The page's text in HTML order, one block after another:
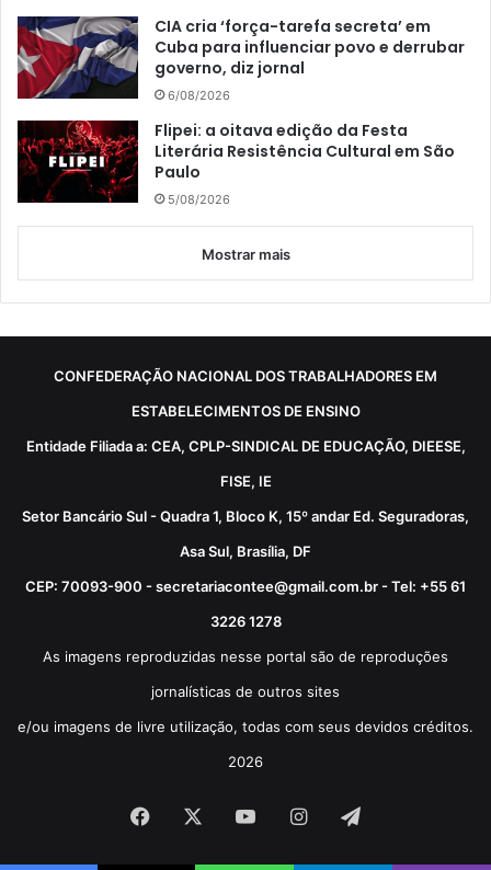
CIA cria ‘força-tarefa secreta’ em
Cuba para influenciar povo e derrubar
governo, diz jornal
6/08/2026
Flipei: a oitava edição da Festa
Literária Resistência Cultural em São
Paulo
5/08/2026
Mostrar mais
CONFEDERAÇÃO NACIONAL DOS TRABALHADORES EM
ESTABELECIMENTOS DE ENSINO
Entidade Filiada a: CEA, CPLP-SINDICAL DE EDUCAÇÃO, DIEESE,
FISE, IE
Setor Bancário Sul - Quadra 1, Bloco K, 15º andar Ed. Seguradoras,
Asa Sul, Brasília, DF
CEP: 70093-900 - secretariacontee@gmail.com.br - Tel: +55 61
3226 1278
As imagens reproduzidas nesse portal são de reproduções
jornalísticas de outros sites
e/ou imagens de livre utilização, todas com seus devidos créditos.
2026
Facebook YouTubeInstagram